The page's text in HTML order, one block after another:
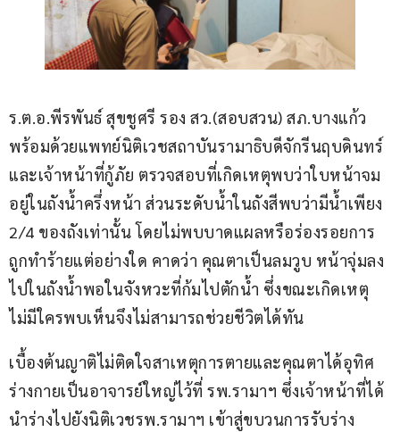
ร.ต.อ.พีรพันธ์ สุขชูศรี รอง สว.(สอบสวน) สภ.บางแก้ว
พร้อมด้วยแพทย์นิติเวชสถาบันรามาธิบดีจักรีนฤบดินทร์
และเจ้าหน้าที่กู้ภัย ตรวจสอบที่เกิดเหตุพบว่าใบหน้าจม
อยู่ในถังน้ำครึ่งหน้า ส่วนระดับน้ำในถังสีพบว่ามีน้ำเพียง
2/4 ของถังเท่านั้น โดยไม่พบบาดแผลหรือร่องรอยการ
ถูกทำร้ายแต่อย่างใด คาดว่า คุณตาเป็นลมวูบ หน้าจุ่มลง
ไปในถังน้ำพอในจังหวะที่ก้มไปตักน้ำ ซึ่งขณะเกิดเหตุ
ไม่มีใครพบเห็นจึงไม่สามารถช่วยชีวิตได้ทัน
เบื้องต้นญาติไม่ติดใจสาเหตุการตายและคุณตาได้อุทิศ
ร่างกายเป็นอาจารย์ใหญ่ไว้ที่ รพ.รามาฯ ซึ่งเจ้าหน้าที่ได้
นำร่างไปยังนิติเวชรพ.รามาฯ เข้าสู่ขบวนการรับร่าง